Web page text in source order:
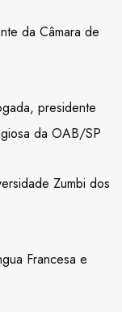
da Câmara de
presidente
da OAB/SP
Zumbi dos
Francesa e